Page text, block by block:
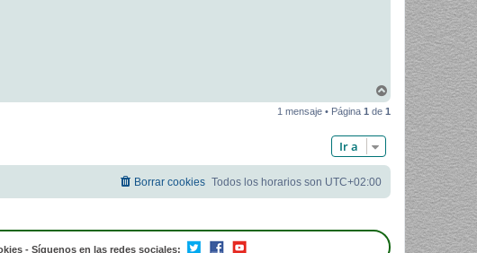
r
1 mensaje • Página 1 de 1
Ir a
Todos los horarios son UTC+02:00
Borrar cookies
- Síguenos en las redes sociales: